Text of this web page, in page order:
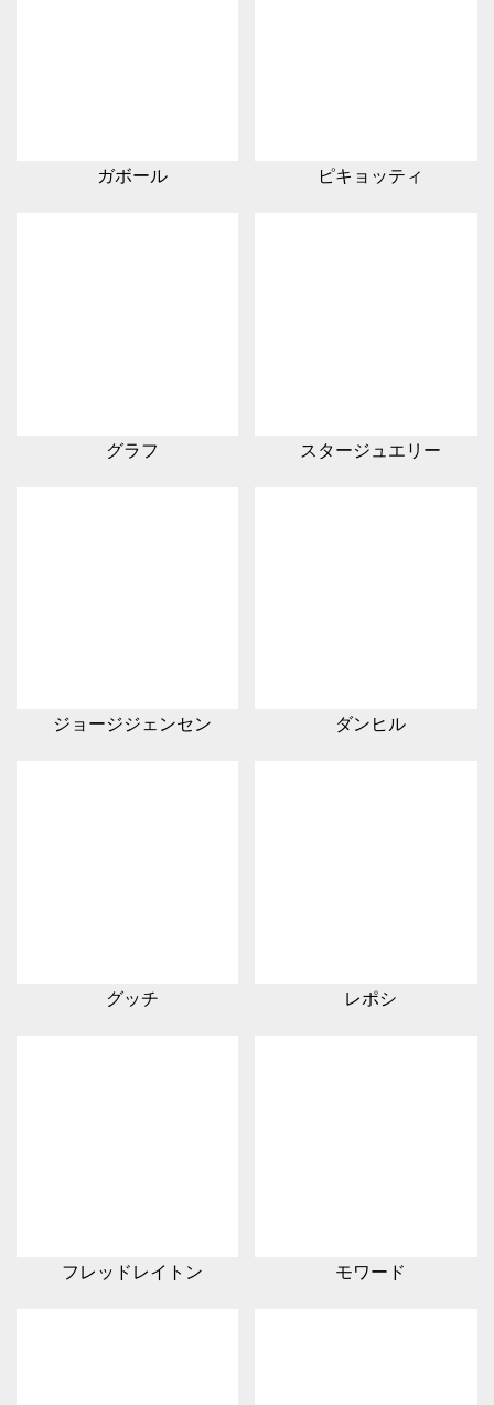
ガボール ピキョッティ
グラフ スタージュエリー
ジョージジェンセン ダンヒル
グッチ レポシ
フレッドレイトン モワード